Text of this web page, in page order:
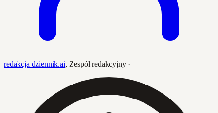
redakcja dziennik.ai, Zespół redakcyjny ·